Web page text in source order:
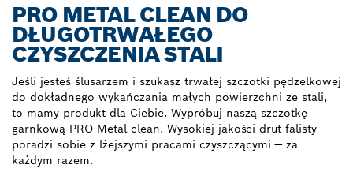
PRO METAL CLEAN DO
DŁUGOTRWAŁEGO
CZYSZCZENIA STALI
Jeśli jesteś ślusarzem i szukasz trwałej szczotki pędzelkowej
do dokładnego wykańczania małych powierzchni ze stali,
to mamy produkt dla Ciebie. Wypróbuj naszą szczotkę
garnkową PRO Metal clean. Wysokiej jakości drut falisty
poradzi sobie z lżejszymi pracami czyszczącymi — za
każdym razem.